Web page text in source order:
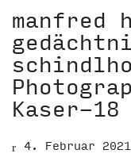
manfred
Kaser-18
4. Februar 2021